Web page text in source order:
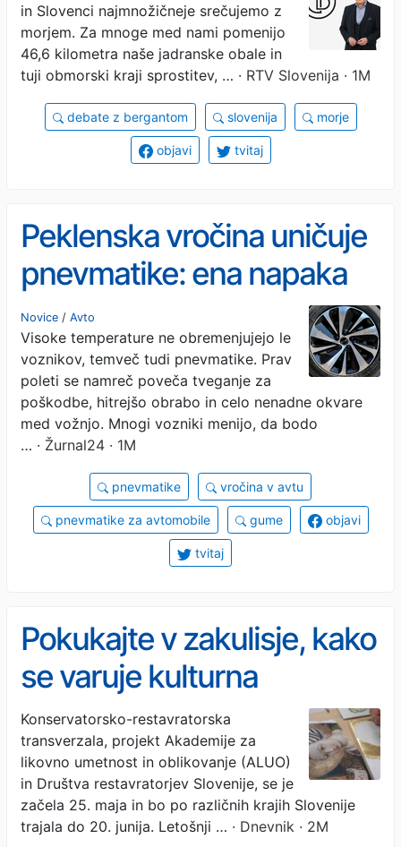
in Slovenci najmnožičneje srečujemo z
morjem. Za mnoge med nami pomenijo
46,6 kilometra naše jadranske obale in
tuji obmorski kraji sprostitev, … · RTV Slovenija · 1M
debate z bergantom slovenija morje
objavi tvitaj
Peklenska vročina uničuje
pnevmatike: ena napaka
lahko povzroči celo defekt
Novice / Avto
Visoke temperature ne obremenjujejo le
voznikov, temveč tudi pnevmatike. Prav
poleti se namreč poveča tveganje za
poškodbe, hitrejšo obrabo in celo nenadne okvare
med vožnjo. Mnogi vozniki menijo, da bodo
… · Žurnal24 · 1M
pnevmatike vročina v avtu
pnevmatike za avtomobile gume objavi
tvitaj
Pokukajte v zakulisje, kako
se varuje kulturna
dediščina
Konservatorsko-restavratorska
transverzala, projekt Akademije za
likovno umetnost in oblikovanje (ALUO)
in Društva restavratorjev Slovenije, se je
začela 25. maja in bo po različnih krajih Slovenije
trajala do 20. junija. Letošnji … · Dnevnik · 2M